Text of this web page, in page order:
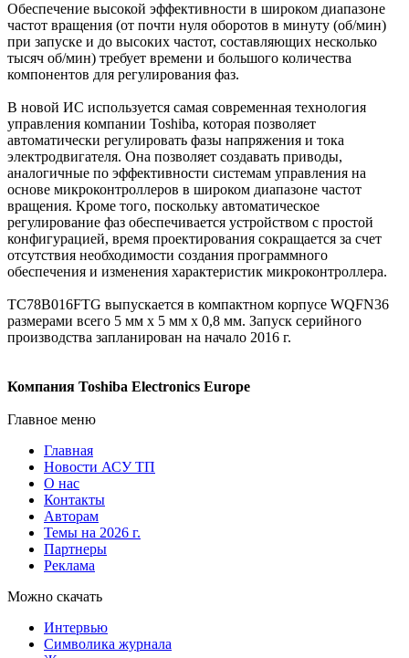
Обеспечение высокой эффективности в широком диапазоне
частот вращения (от почти нуля оборотов в минуту (об/мин)
при запуске и до высоких частот, составляющих несколько
тысяч об/мин) требует времени и большого количества
компонентов для регулирования фаз.
В новой ИС используется самая современная технология
управления компании Toshiba, которая позволяет
автоматически регулировать фазы напряжения и тока
электродвигателя. Она позволяет создавать приводы,
аналогичные по эффективности системам управления на
основе микроконтроллеров в широком диапазоне частот
вращения. Кроме того, поскольку автоматическое
регулирование фаз обеспечивается устройством с простой
конфигурацией, время проектирования сокращается за счет
отсутствия необходимости создания программного
обеспечения и изменения характеристик микроконтроллера.
TC78B016FTG выпускается в компактном корпусе WQFN36
размерами всего 5 мм x 5 мм x 0,8 мм. Запуск серийного
производства запланирован на начало 2016 г.
Компания Toshiba Electronics Europe
Главное меню
Главная
Новости АСУ ТП
О нас
Контакты
Авторам
Темы на 2026 г.
Партнеры
Реклама
Можно скачать
Интервью
Символика журнала